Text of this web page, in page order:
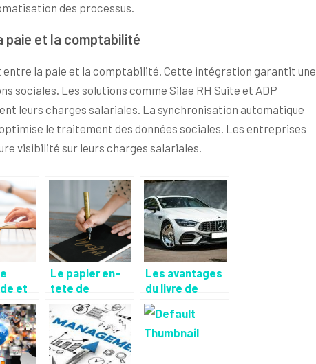
des processus.
paie et la comptabilité
la paie et la comptabilité. Cette intégration garantit une
sociales. Les solutions comme Silae RH Suite et ADP
leurs charges salariales. La synchronisation automatique
le traitement des données sociales. Les entreprises
visibilité sur leurs charges salariales.
et
Le papier en-
tete de
l’entreprise
Les avantages
du livre de
police
automobile
informatise